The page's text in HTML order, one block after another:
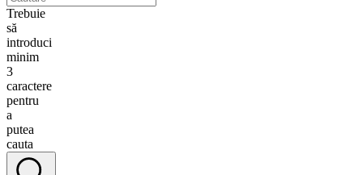
Trebuie
să
introduci
minim
3
caractere
pentru
a
putea
cauta